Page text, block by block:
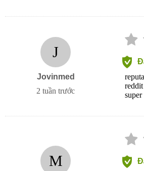
J
Jovinmed
2 tuần trước
reddit
M